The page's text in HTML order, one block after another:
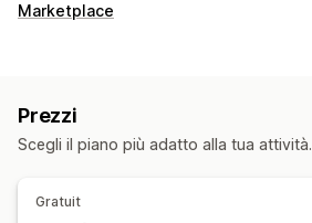
Marketplace
Prezzi
Scegli il piano più adatto alla tua attività.
Gratuit